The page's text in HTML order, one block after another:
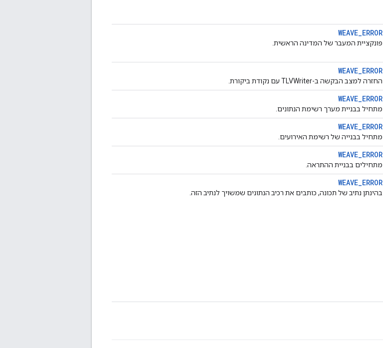
WEAVE_ERROR
פונקציית המעבר של המדינה הראשית.
WEAVE_ERROR
החזרה למצב הבקשה ב-TLVWriter עם נקודת ביקורת.
WEAVE_ERROR
מתחיל בבניית מערך רשימת הנתונים.
WEAVE_ERROR
מתחיל בבנייה של רשימת האירועים.
WEAVE_ERROR
מתחילים בבניית ההתראה.
WEAVE_ERROR
בהינתן נתיב של תכונה, כותבים את רכיב הנתונים שמשויך לנתיב הזה.